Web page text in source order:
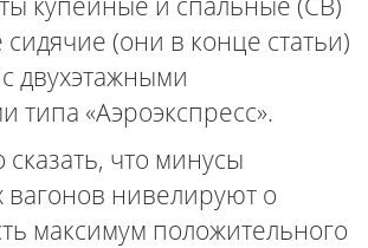
(они в конце статьи)
двухэтажными
типа «Аэроэкспресс».
что минусы
вагонов нивелируют о
максимум положительного